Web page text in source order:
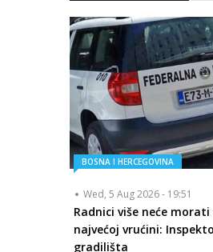
BOSNA I HERCEGOVINA
Wed, 5 Aug 2026 - 19:51
Radnici više neće morati
najvećoj vrućini:
gradilišta